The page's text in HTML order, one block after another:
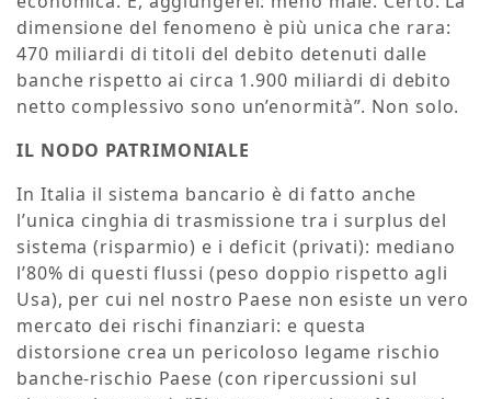
dimensione del fenomeno è più unica che rara:
470 miliardi di titoli del debito detenuti dalle
banche rispetto ai circa 1.900 miliardi di debito
netto complessivo sono un’enormità”. Non solo.
IL NODO PATRIMONIALE
In Italia il sistema bancario è di fatto anche
l’unica cinghia di trasmissione tra i surplus del
sistema (risparmio) e i deficit (privati): mediano
l’80% di questi flussi (peso doppio rispetto agli
Usa), per cui nel nostro Paese non esiste un vero
mercato dei rischi finanziari: e questa
distorsione crea un pericoloso legame rischio
banche-rischio Paese (con ripercussioni sul